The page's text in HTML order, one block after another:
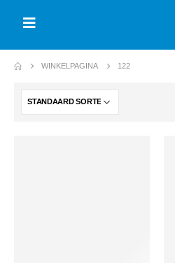
WINKELPAGINA 122